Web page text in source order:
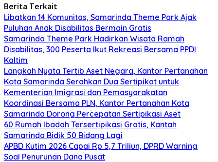
Berita Terkait
Libatkan 14 Komunitas, Samarinda Theme Park Ajak
Puluhan Anak Disabilitas Bermain Gratis
Samarinda Theme Park Hadirkan Wisata Ramah
Disabilitas, 300 Peserta Ikut Rekreasi Bersama PPDI
Kaltim
Langkah Nyata Tertib Aset Negara, Kantor Pertanahan
Kota Samarinda Serahkan Dua Sertipikat untuk
Kementerian Imigrasi dan Pemasyarakatan
Koordinasi Bersama PLN, Kantor Pertanahan Kota
Samarinda Dorong Percepatan Sertipikasi Aset
60 Rumah Ibadah Tersertipikasi Gratis, Kantah
Samarinda Bidik 50 Bidang Lagi
APBD Kutim 2026 Capai Rp 5,7 Triliun, DPRD Warning
Soal Penurunan Dana Pusat